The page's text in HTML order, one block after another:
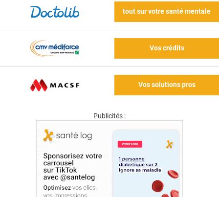
tout sur votre santé mentale
Vos crédits
Vos solutions pros
Publicités :